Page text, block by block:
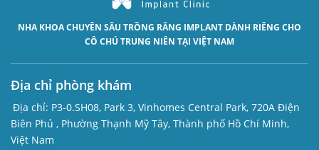
NHA KHOA CHUYÊN SÂU TRỒNG RĂNG IMPLANT DÀNH RIÊNG CHO
CÔ CHÚ TRUNG NIÊN TẠI VIỆT NAM
Địa chỉ phòng khám
Địa chỉ: P3-0.SH08, Park 3, Vinhomes Central Park, 720A Điện
Biên Phủ , Phường Thạnh Mỹ Tây, Thành phố Hồ Chí Minh,
Việt Nam